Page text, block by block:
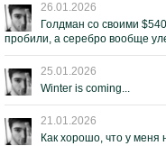
26.01.2026
Голдман со своими
пробили, а серебро вообще
25.01.2026
Winter is coming...
21.01.2026
Как хорошо, что у меня